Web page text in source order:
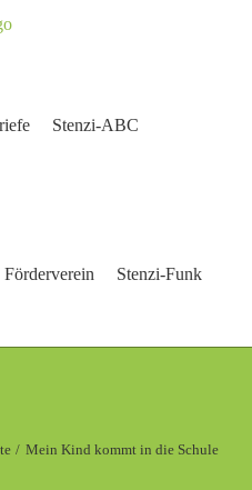
Stenzi-ABC
Förderverein Stenzi-Funk
Mein Kind kommt in die Schule